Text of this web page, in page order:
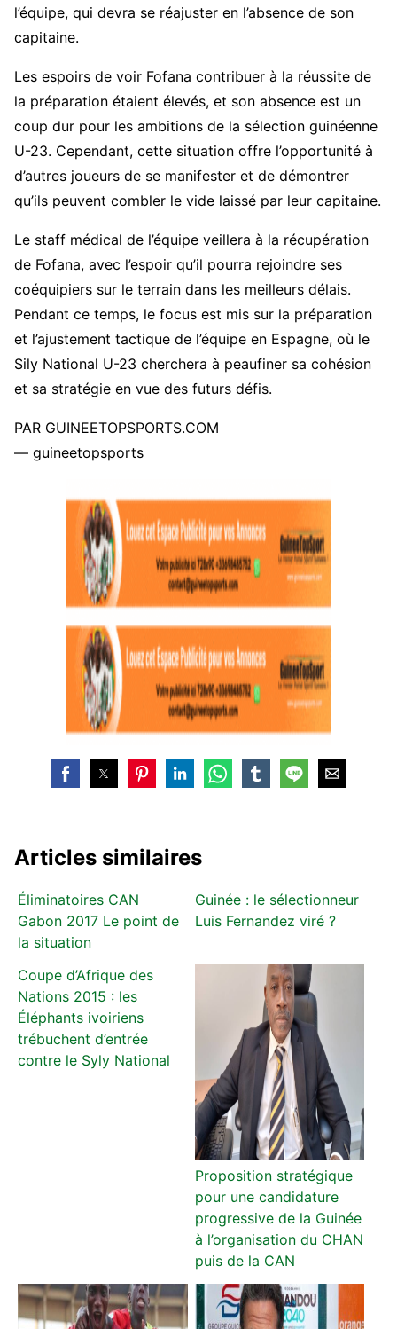
l’équipe, qui devra se réajuster en l’absence de son
capitaine.
Les espoirs de voir Fofana contribuer à la réussite de
la préparation étaient élevés, et son absence est un
coup dur pour les ambitions de la sélection guinéenne
U-23. Cependant, cette situation offre l’opportunité à
d’autres joueurs de se manifester et de démontrer
qu’ils peuvent combler le vide laissé par leur capitaine.
Le staff médical de l’équipe veillera à la récupération
de Fofana, avec l’espoir qu’il pourra rejoindre ses
coéquipiers sur le terrain dans les meilleurs délais.
Pendant ce temps, le focus est mis sur la préparation
et l’ajustement tactique de l’équipe en Espagne, où le
Sily National U-23 cherchera à peaufiner sa cohésion
et sa stratégie en vue des futurs défis.
PAR GUINEETOPSPORTS.COM
— guineetopsports
Articles similaires
Éliminatoires CAN
Gabon 2017 Le point de
la situation
Guinée : le sélectionneur
Luis Fernandez viré ?
Coupe d’Afrique des
Nations 2015 : les
Éléphants ivoiriens
trébuchent d’entrée
contre le Syly National
Proposition stratégique
pour une candidature
progressive de la Guinée
à l’organisation du CHAN
puis de la CAN